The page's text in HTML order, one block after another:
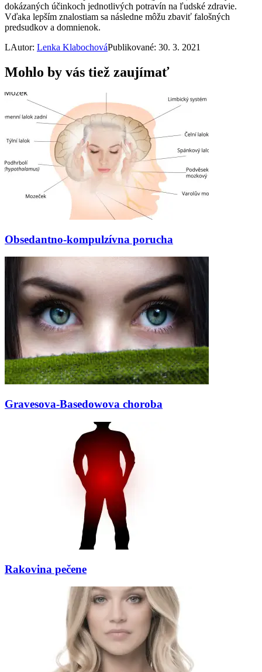
dokázaných účinkoch jednotlivých potravín na ľudské zdravie.
Vďaka lepším znalostiam sa následne môžu zbaviť falošných
predsudkov a domnienok.
LAutor: Lenka KlabochováPublikované: 30. 3. 2021
Mohlo by vás tiež zaujímať
Obsedantno-kompulzívna porucha
Gravesova-Basedowova choroba
Rakovina pečene